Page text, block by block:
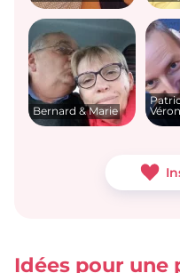
Bernard & Marie
Idées pour une